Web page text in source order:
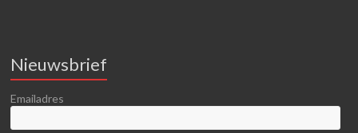
Nieuwsbrief
Emailadres